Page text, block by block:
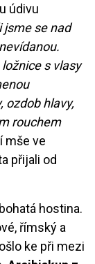
údivu
jsme se nad
s vlasy
ozdob hlavy,
rouchem
mše ve
přijali od
hostina.
římský a
ke při mezi